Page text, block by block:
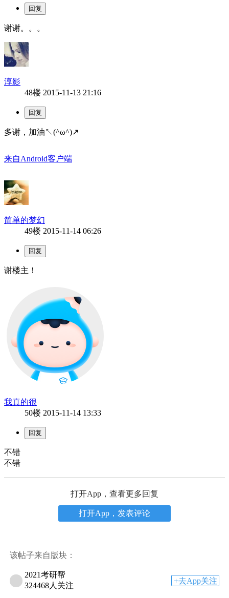
谢谢。。。
淳影
48楼 2015-11-13 21:16
多谢，加油↖(^ω^)↗
来自Android客户端
简单的梦幻
49楼 2015-11-14 06:26
谢楼主！
我真的很
50楼 2015-11-14 13:33
不错
不错
打开App，查看更多回复
打开App，发表评论
该帖子来自版块：
2021考研帮
324468人关注
+去App关注